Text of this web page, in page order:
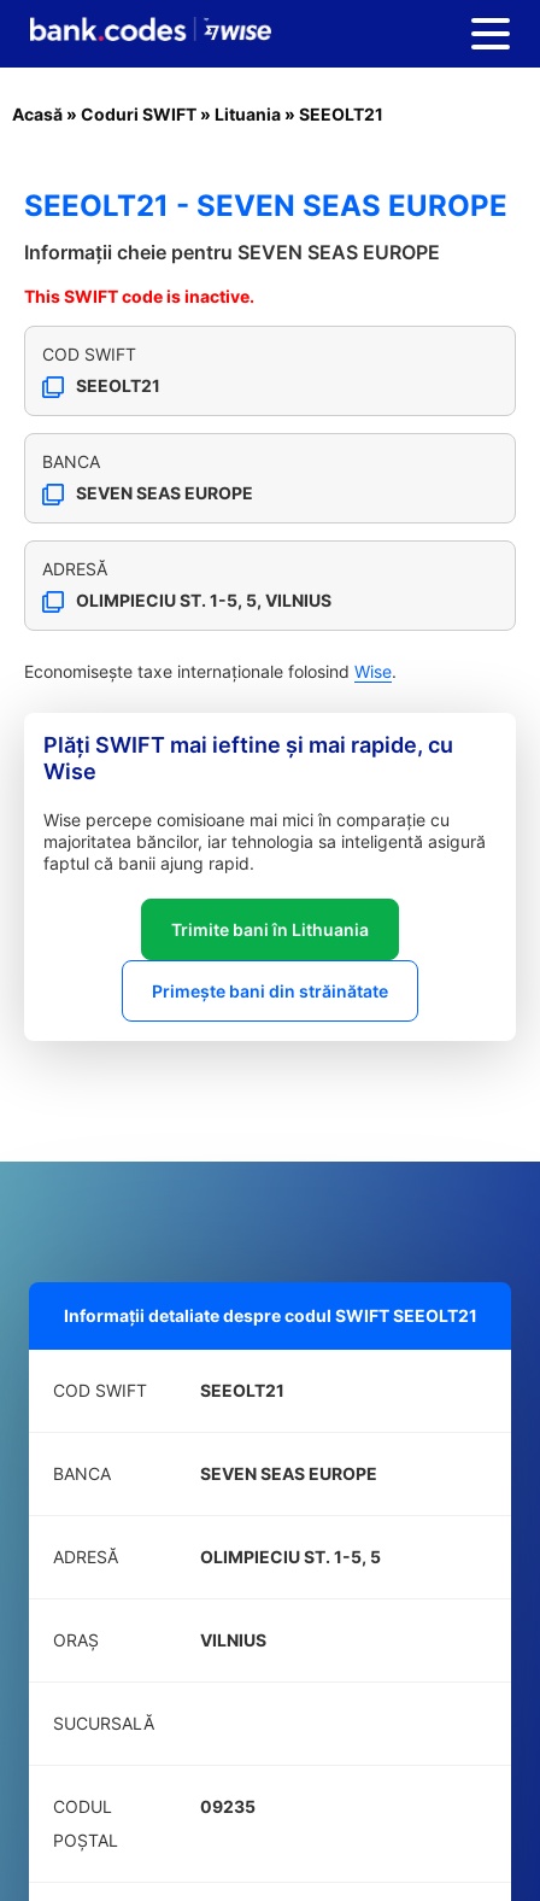
Acasă » Coduri SWIFT » Lituania » SEEOLT21
SEEOLT21 - SEVEN SEAS EUROPE
Informații cheie pentru SEVEN SEAS EUROPE
This SWIFT code is inactive.
COD SWIFT
SEEOLT21
BANCA
SEVEN SEAS EUROPE
ADRESĂ
OLIMPIECIU ST. 1-5, 5, VILNIUS
Economisește taxe internaționale folosind Wise.
Plăți SWIFT mai ieftine și mai rapide, cu
Wise
Wise percepe comisioane mai mici în comparație cu
majoritatea băncilor, iar tehnologia sa inteligentă asigură
faptul că banii ajung rapid.
Trimite bani în Lithuania
Primește bani din străinătate
Informații detaliate despre codul SWIFTSEEOLT21
COD SWIFT SEEOLT21
BANCA SEVEN SEAS EUROPE
ADRESĂ OLIMPIECIU ST. 1-5, 5
ORAȘ VILNIUS
SUCURSALĂ
CODUL
POŞTAL
09235